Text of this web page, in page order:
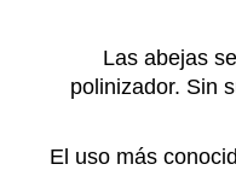
Las abejas
polinizador. Sin
El uso más